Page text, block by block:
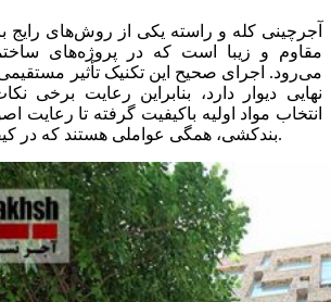
آجرچینی کله و راسته یکی از روش‌های رایج
مقاوم و زیبا است که در پروژه‌های
می‌رود. اجرای صحیح این تکنیک تأثیر
نهایی دیوار دارد، بنابراین رعایت برخی
انتخاب مواد اولیه باکیفیت گرفته تا رعایت
بندکشی، همگی عواملی هستند که در کیفیت نهایی تأثیرگذارند.